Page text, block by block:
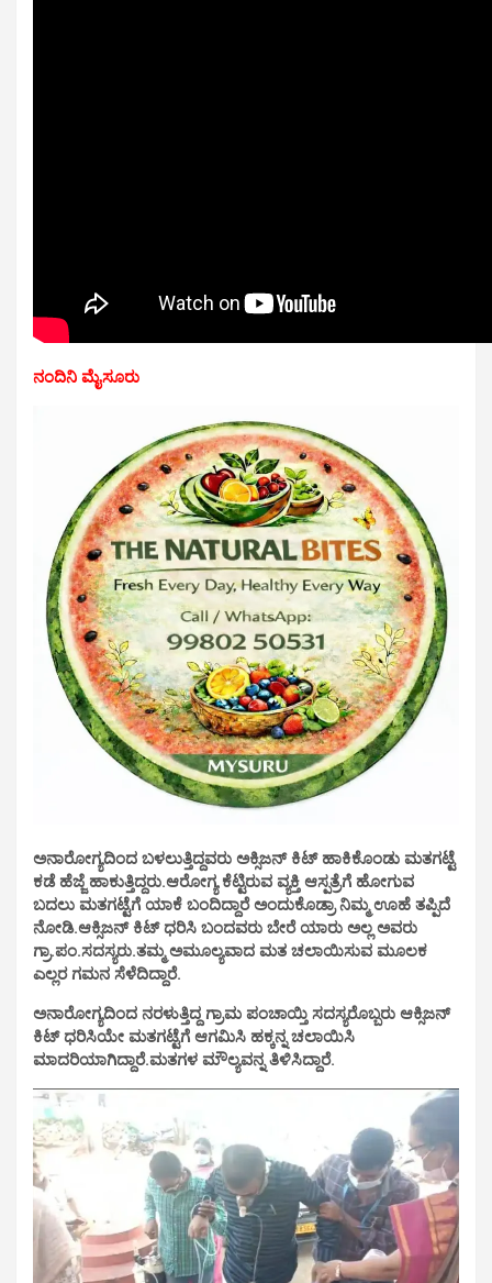
ನಂದಿನಿ ಮೈಸೂರು
ಅನಾರೋಗ್ಯದಿಂದ ಬಳಲುತ್ತಿದ್ದವರು ಅಕ್ಸಿಜನ್ ಕಿಟ್ ಹಾಕಿಕೊಂಡು ಮತಗಟ್ಟೆ
ಕಡೆ ಹೆಜ್ಜೆ ಹಾಕುತ್ತಿದ್ದರು.ಆರೋಗ್ಯ ಕೆಟ್ಟಿರುವ ವ್ಯಕ್ತಿ ಆಸ್ಪತ್ರೆಗೆ ಹೋಗುವ
ಬದಲು ಮತಗಟ್ಟೆಗೆ ಯಾಕೆ ಬಂದಿದ್ದಾರೆ ಅಂದುಕೊಡ್ರಾ ನಿಮ್ಮ ಊಹೆ ತಪ್ಪಿದೆ
ನೋಡಿ.ಆಕ್ಸಿಜನ್ ಕಿಟ್ ಧರಿಸಿ ಬಂದವರು ಬೇರೆ ಯಾರು ಅಲ್ಲ ಅವರು
ಗ್ರಾ.ಪಂ.ಸದಸ್ಯರು.ತಮ್ಮ ಅಮೂಲ್ಯವಾದ ಮತ ಚಲಾಯಿಸುವ ಮೂಲಕ
ಎಲ್ಲರ ಗಮನ ಸೆಳೆದಿದ್ದಾರೆ.
ಅನಾರೋಗ್ಯದಿಂದ ನರಳುತ್ತಿದ್ದ ಗ್ರಾಮ ಪಂಚಾಯ್ತಿ ಸದಸ್ಯರೊಬ್ಬರು ಆಕ್ಸಿಜನ್
ಕಿಟ್ ಧರಿಸಿಯೇ ಮತಗಟ್ಟೆಗೆ ಆಗಮಿಸಿ ಹಕ್ಕನ್ನ ಚಲಾಯಿಸಿ
ಮಾದರಿಯಾಗಿದ್ದಾರೆ.ಮತಗಳ ಮೌಲ್ಯವನ್ನ ತಿಳಿಸಿದ್ದಾರೆ.